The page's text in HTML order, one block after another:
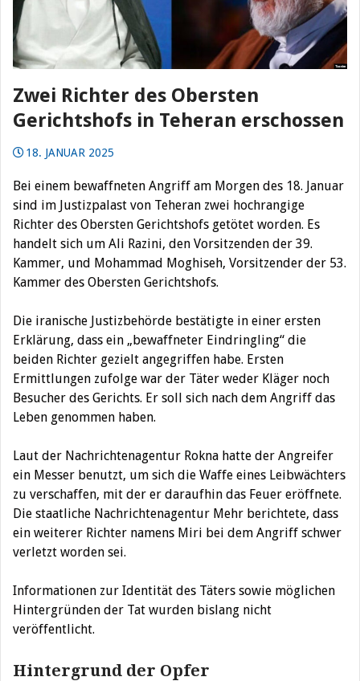
Zwei Richter des Obersten
Gerichtshofs in Teheran erschossen
18. JANUAR 2025
Bei einem bewaffneten Angriff am Morgen des 18. Januar
sind im Justizpalast von Teheran zwei hochrangige
Richter des Obersten Gerichtshofs getötet worden. Es
handelt sich um Ali Razini, den Vorsitzenden der 39.
Kammer, und Mohammad Moghiseh, Vorsitzender der 53.
Kammer des Obersten Gerichtshofs.
Die iranische Justizbehörde bestätigte in einer ersten
Erklärung, dass ein „bewaffneter Eindringling“ die
beiden Richter gezielt angegriffen habe. Ersten
Ermittlungen zufolge war der Täter weder Kläger noch
Besucher des Gerichts. Er soll sich nach dem Angriff das
Leben genommen haben.
Laut der Nachrichtenagentur Rokna hatte der Angreifer
ein Messer benutzt, um sich die Waffe eines Leibwächters
zu verschaffen, mit der er daraufhin das Feuer eröffnete.
Die staatliche Nachrichtenagentur Mehr berichtete, dass
ein weiterer Richter namens Miri bei dem Angriff schwer
verletzt worden sei.
Informationen zur Identität des Täters sowie möglichen
Hintergründen der Tat wurden bislang nicht
veröffentlicht.
Hintergrund der Opfer